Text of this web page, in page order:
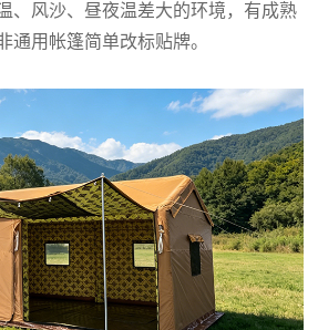
、风沙、昼夜温差大的环境，有成熟
通用帐篷简单改标贴牌。